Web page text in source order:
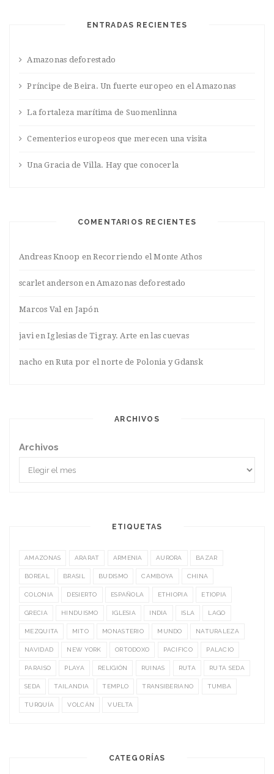
ENTRADAS RECIENTES
Amazonas deforestado
Príncipe de Beira. Un fuerte europeo en el Amazonas
La fortaleza marítima de Suomenlinna
Cementerios europeos que merecen una visita
Una Gracia de Villa. Hay que conocerla
COMENTARIOS RECIENTES
Andreas Knoop enRecorriendo el Monte Athos
scarlet anderson enAmazonas deforestado
Marcos Valen Japón
javienIglesias de Tigray. Arte en las cuevas
nacho enRuta por el norte de Polonia y Gdansk
ARCHIVOS
Archivos
ETIQUETAS
AMAZONAS ARARAT ARMENIA AURORA BAZAR
BOREAL BRASIL BUDISMO CAMBOYA CHINA
COLONIA DESIERTO ESPAÑOLA ETHIOPIA ETIOPIA
GRECIA HINDUISMO IGLESIA INDIA ISLA LAGO
MEZQUITA MITO MONASTERIO MUNDO NATURALEZA
NAVIDAD NEW YORK ORTODOXO PACIFICO PALACIO
PARAISO PLAYA RELIGIÓN RUINAS RUTA RUTA SEDA
SEDA TAILANDIA TEMPLO TRANSIBERIANO TUMBA
TURQUÍA VOLCÁN VUELTA
CATEGORÍAS